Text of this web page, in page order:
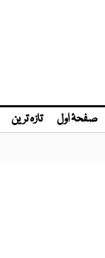
صفحۂ اول تازہ ترین